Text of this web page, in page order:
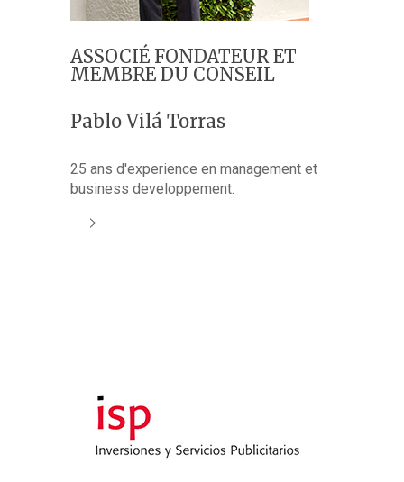
ASSOCIÉ FONDATEUR ET
MEMBRE DU CONSEIL
Pablo Vilá Torras
25 ans d'experience en management et
business developpement.